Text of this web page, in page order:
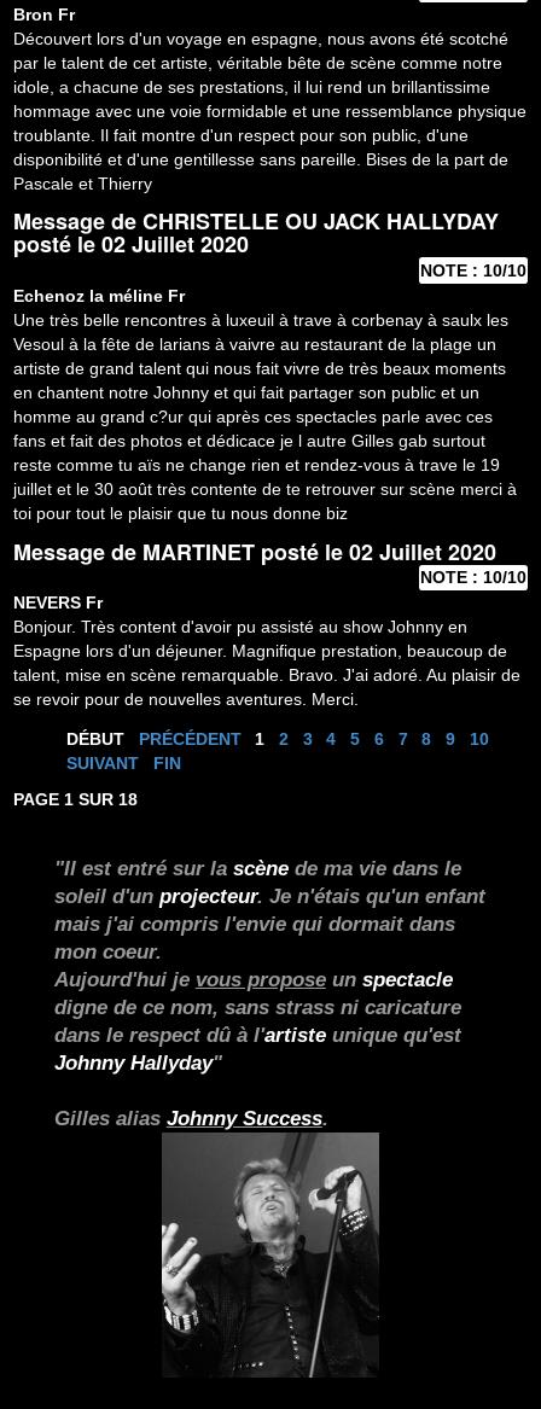
Bron Fr
Découvert lors d'un voyage en espagne, nous avons été scotché
par le talent de cet artiste, véritable bête de scène comme notre
idole, a chacune de ses prestations, il lui rend un brillantissime
hommage avec une voie formidable et une ressemblance physique
troublante. Il fait montre d'un respect pour son public, d'une
disponibilité et d'une gentillesse sans pareille. Bises de la part de
Pascale et Thierry
Message deCHRISTELLE OU JACK HALLYDAY
posté le 02 Juillet 2020
NOTE : 10/10
Echenoz la méline Fr
Une très belle rencontres à luxeuil à trave à corbenay à saulx les
Vesoul à la fête de larians à vaivre au restaurant de la plage un
artiste de grand talent qui nous fait vivre de très beaux moments
en chantent notre Johnny et qui fait partager son public et un
homme au grand c?ur qui après ces spectacles parle avec ces
fans et fait des photos et dédicace je l autre Gilles gab surtout
reste comme tu aïs ne change rien et rendez-vous à trave le 19
juillet et le 30 août très contente de te retrouver sur scène merci à
toi pour tout le plaisir que tu nous donne biz
Message de MARTINET posté le 02 Juillet 2020
NOTE : 10/10
NEVERS Fr
Bonjour. Très content d'avoir pu assisté au show Johnny en
Espagne lors d'un déjeuner. Magnifique prestation, beaucoup de
talent, mise en scène remarquable. Bravo. J'ai adoré. Au plaisir de
se revoir pour de nouvelles aventures. Merci.
DÉBUT PRÉCÉDENT 1 2 3 4 5 6 7 8 9
10
SUIVANT
FIN
PAGE 1 SUR 18
"Il est entré sur la scènede ma vie dans le
soleil d'un projecteur. Je n'étais qu'un enfant
mais j'ai compris l'envie qui dormait dans
mon coeur.
Aujourd'hui je vous proposeun spectacle
digne de ce nom, sans strass ni caricature
dans le respect dû à l'artisteunique qu'est
Johnny Hallyday"
Gilles alias Johnny Success.